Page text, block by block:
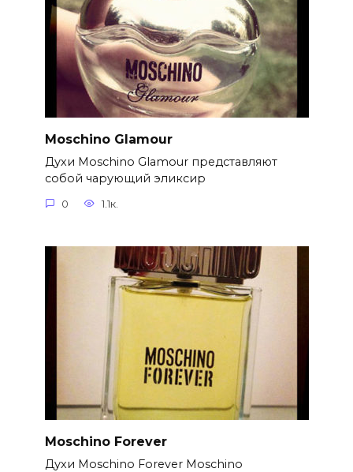
Moschino Glamour
Духи Moschino Glamour представляют
собой чарующий эликсир
0 1.1к.
Moschino Forever
Духи Moschino Forever Moschino